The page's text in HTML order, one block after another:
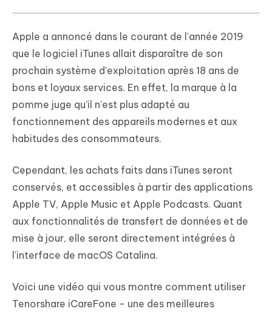
Apple a annoncé dans le courant de l’année 2019
que le logiciel iTunes allait disparaître de son
prochain système d’exploitation après 18 ans de
bons et loyaux services. En effet, la marque à la
pomme juge qu’il n’est plus adapté au
fonctionnement des appareils modernes et aux
habitudes des consommateurs.
Cependant, les achats faits dans iTunes seront
conservés, et accessibles à partir des applications
Apple TV, Apple Music et Apple Podcasts. Quant
aux fonctionnalités de transfert de données et de
mise à jour, elle seront directement intégrées à
l’interface de macOS Catalina.
Voici une vidéo qui vous montre comment utiliser
Tenorshare iCareFone - une des meilleures